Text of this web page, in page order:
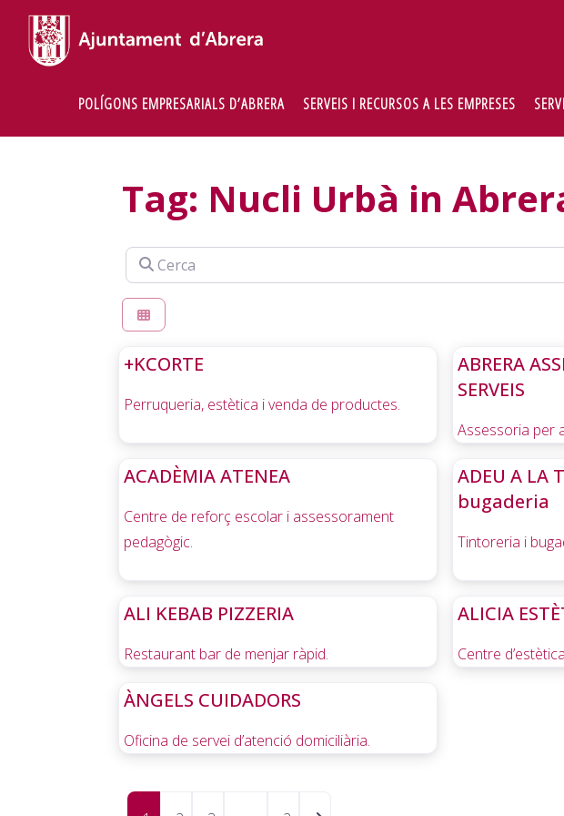
content
POLÍGONS EMPRESARIALS D’ABRERA SERVEIS I RECURSOS A LES EMPRESES
Empreses
Tag: Nucli Urbà in
Cerca
+KCORTE
Perruqueria, estètica i venda de productes.
ABRERA
SERVEIS
Assessoria per
ACADÈMIA ATENEA
Centre de reforç escolar i assessorament
pedagògic.
ADEU A LA
bugaderia
Tintoreria i
ALI KEBAB PIZZERIA
Restaurant bar de menjar ràpid.
ALICIA
Centre
ÀNGELS CUIDADORS
Oficina de servei d’atenció domiciliària.
Posts navigation